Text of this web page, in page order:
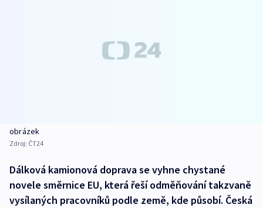
obrázek
Zdroj: ČT24
Dálková kamionová doprava se vyhne chystané
novele směrnice EU, která řeší odměňování takzvaně
vysílaných pracovníků podle země, kde působí. Česká